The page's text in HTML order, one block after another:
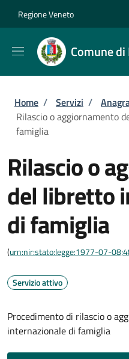
Regione Veneto
Comune
Briciole di
Home / Servizi /
Rilascio o aggiornamento
famiglia
Rilascio o
del libretto
di famiglia
(urn:nir:stato:legge:1977-07-
Servizio attivo
Procedimento di rilascio o
internazionale di famiglia